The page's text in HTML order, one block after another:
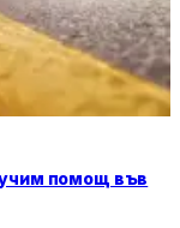
помощ във